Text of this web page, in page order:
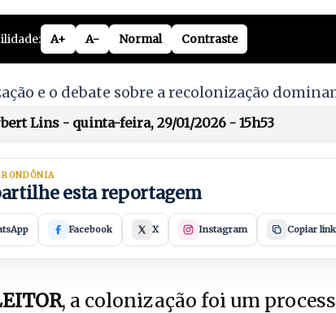
A+ A- Normal Contraste
e o debate sobre a recolonização
Lins - quinta-feira, 29/01/2026 - 15h53
esta reportagem
Facebook X Instagram Copiar link
, a colonização foi um